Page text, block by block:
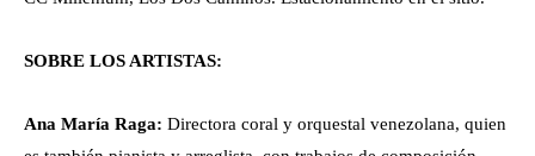
SOBRE LOS ARTISTAS:
Ana María Raga: Directora coral y orquestal venezolana, quien